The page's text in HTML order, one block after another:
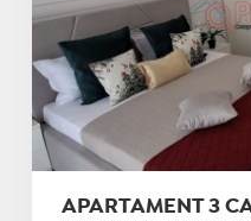
APARTAMENT 3